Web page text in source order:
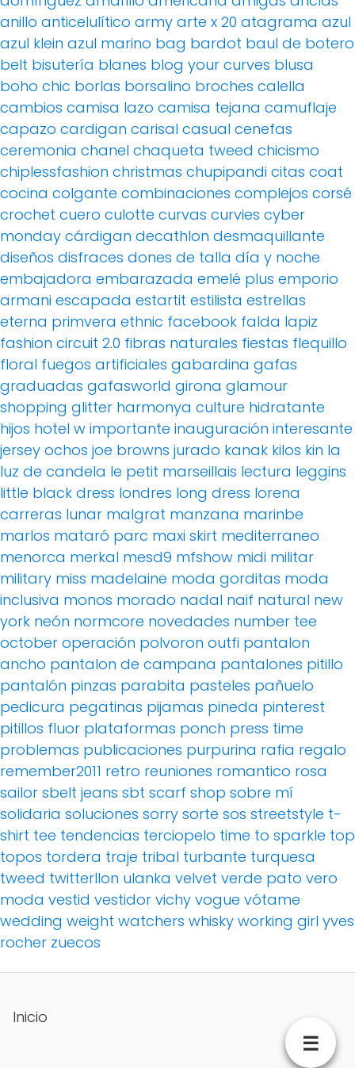
anillo anticelulítico army arte x 20 atagrama azul
azul klein azul marino bag bardot baul de botero
belt bisutería blanes blog your curves blusa
boho chic borlas borsalino broches calella
cambios camisa lazo camisa tejana camuflaje
capazo cardigan carisal casual cenefas
ceremonia chanel chaqueta tweed chicismo
chiplessfashion christmas chupipandi citas coat
cocina colgante combinaciones complejos corsé
crochet cuero culotte curvas curvies cyber
monday cárdigan decathlon desmaquillante
diseños disfraces dones de talla día y noche
embajadora embarazada emelé plus emporio
armani escapada estartit estilista estrellas
eterna primvera ethnic facebook falda lapiz
fashion circuit 2.0 fibras naturales fiestas flequillo
floral fuegos artificiales gabardina gafas
graduadas gafasworld girona glamour
shopping glitter harmonya culture hidratante
hijos hotel w importante inauguración interesante
jersey ochos joe browns jurado kanak kilos kin la
luz de candela le petit marseillais lectura leggins
little black dress londres long dress lorena
carreras lunar malgrat manzana marinbe
marlos mataró parc maxi skirt mediterraneo
menorca merkal mesd9 mfshow midi militar
military miss madelaine moda gorditas moda
inclusiva monos morado nadal naif natural new
york neón normcore novedades number tee
october operación polvoron outfi pantalon
ancho pantalon de campana pantalones pitillo
pantalón pinzas parabita pasteles pañuelo
pedicura pegatinas pijamas pineda pinterest
pitillos fluor plataformas ponch press time
problemas publicaciones purpurina rafia regalo
remember2011 retro reuniones romantico rosa
sailor sbelt jeans sbt scarf shop sobre mí
solidaria soluciones sorry sorte sos streetstyle t-
shirt tee tendencias terciopelo time to sparkle top
topos tordera traje tribal turbante turquesa
tweed twitterllon ulanka velvet verde pato vero
moda vestid vestidor vichy vogue vótame
wedding weight watchers whisky working girl yves
rocher zuecos
Inicio
☰